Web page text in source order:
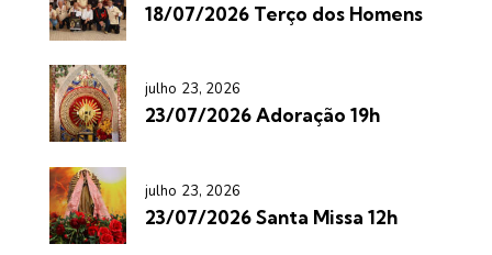
18/07/2026 Terço dos Homens
julho 23, 2026
23/07/2026 Adoração 19h
julho 23, 2026
23/07/2026 Santa Missa 12h